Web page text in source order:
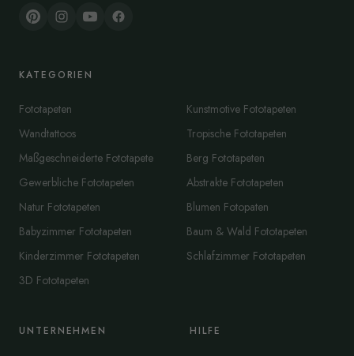
KATEGORIEN
Fototapeten
Wandtattoos
Maßgeschneiderte Fototapete
Gewerbliche Fototapeten
Natur Fototapeten
Babyzimmer Fototapeten
Kinderzimmer Fototapeten
3D Fototapeten
Kunstmotive Fototapeten
Tropische Fototapeten
Berg Fototapeten
Abstrakte Fototapeten
Blumen Fotopaten
Baum & Wald Fototapeten
Schlafzimmer Fototapeten
UNTERNEHMEN HILFE